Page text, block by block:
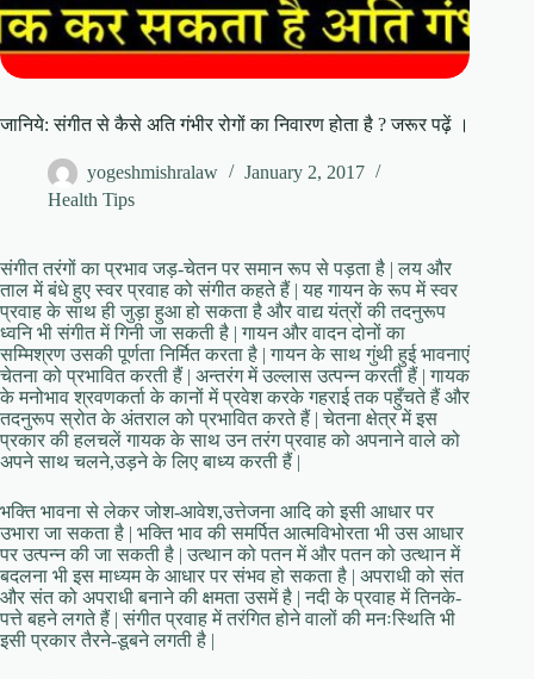
जानिये: संगीत से कैसे अति गंभीर रोगों का निवारण होता है ? जरूर पढ़ें ।
yogeshmishralaw
January 2, 2017
Health Tips
संगीत तरंगों का प्रभाव जड़-चेतन पर समान रूप से पड़ता है | लय और
ताल में बंधे हुए स्वर प्रवाह को संगीत कहते हैं | यह गायन के रूप में स्वर
प्रवाह के साथ ही जुड़ा हुआ हो सकता है और वाद्य यंत्रों की तदनुरूप
ध्वनि भी संगीत में गिनी जा सकती है | गायन और वादन दोनों का
सम्मिश्रण उसकी पूर्णता निर्मित करता है | गायन के साथ गुंथी हुई भावनाएं
चेतना को प्रभावित करती हैं | अन्तरंग में उल्लास उत्पन्न करती हैं | गायक
के मनोभाव श्रवणकर्ता के कानों में प्रवेश करके गहराई तक पहुँचते हैं और
तदनुरूप स्रोत के अंतराल को प्रभावित करते हैं | चेतना क्षेत्र में इस
प्रकार की हलचलें गायक के साथ उन तरंग प्रवाह को अपनाने वाले को
अपने साथ चलने,उड़ने के लिए बाध्य करती हैं |
भक्ति भावना से लेकर जोश-आवेश,उत्तेजना आदि को इसी आधार पर
उभारा जा सकता है | भक्ति भाव की समर्पित आत्मविभोरता भी उस आधार
पर उत्पन्न की जा सकती है | उत्थान को पतन में और पतन को उत्थान में
बदलना भी इस माध्यम के आधार पर संभव हो सकता है | अपराधी को संत
और संत को अपराधी बनाने की क्षमता उसमें है | नदी के प्रवाह में तिनके-
पत्ते बहने लगते हैं | संगीत प्रवाह में तरंगित होने वालों की मनःस्थिति भी
इसी प्रकार तैरने-डूबने लगती है |